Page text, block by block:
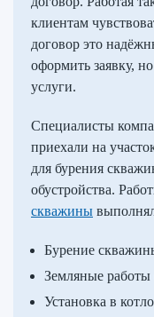
клиентам
договор это
оформить заявку,
услуги.
Специалисты
приехали на
для бурения
обустройства.
скважины
Бурение
Земляные работы
Установка в